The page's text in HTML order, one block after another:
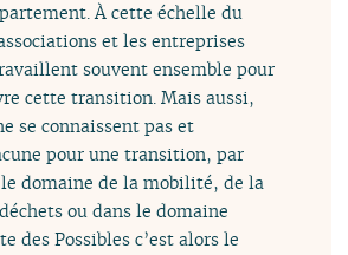
À cette échelle du
et les entreprises
souvent ensemble pour
cette transition. Mais aussi,
se connaissent pas et
pour une transition, par
domaine de la mobilité, de la
ou dans le domaine
des Possibles c’est alors le